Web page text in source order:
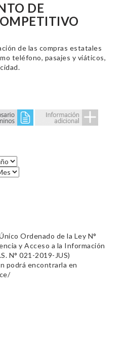
DE
de las compras estatales
teléfono, pasajes y viáticos,
Ordenado de la Ley N°
y Acceso a la Información
N° 021-2019-JUS)
podrá encontrarla en